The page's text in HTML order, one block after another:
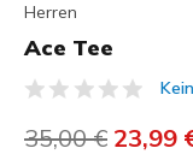
Herren
Ace Tee
4,2 von 5
Reduziert von
35,00 € auf
23,99